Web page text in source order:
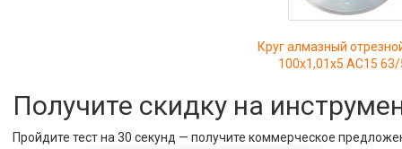
Круг алмазный
100х1,01х5 АС15
Получите скидку на
Пройдите тест на 30 секунд — получите коммерческое